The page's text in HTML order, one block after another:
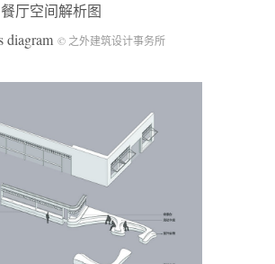
厅空间解析图
diagram © 之外建筑设计事务所